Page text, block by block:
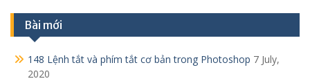
Bài mới
148 Lệnh tắt và phím tắt cơ bản trong Photoshop 7 July,
2020